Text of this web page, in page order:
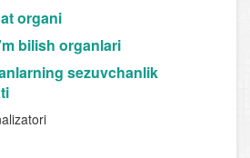
organi
bilish organlari
sezuvchanlik